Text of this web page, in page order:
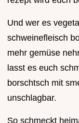
Und wer es
schweinefleisch
mehr gemüse
lasst es euch
borschtsch mit
unschlagbar.
So schmeckt